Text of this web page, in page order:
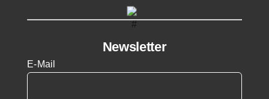
Newsletter
E-Mail